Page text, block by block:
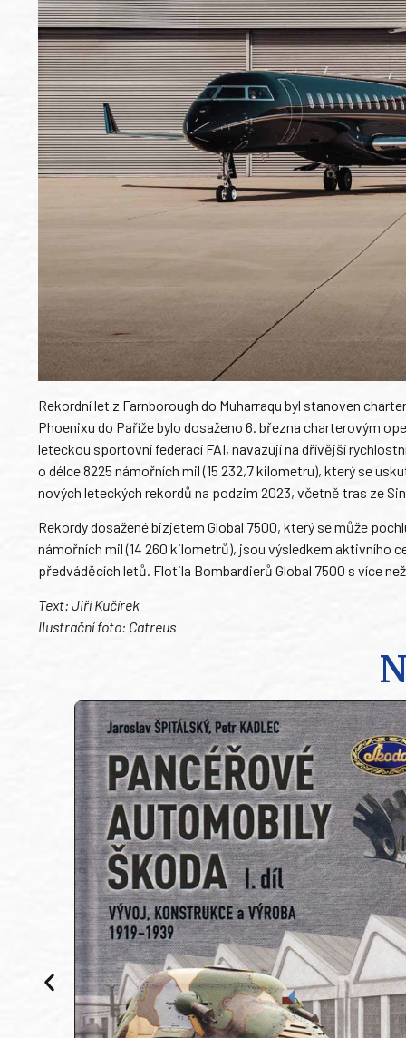
Rekordní let z Farnborough do Muharraqu byl stanoven
Phoenixu do Paříže bylo dosaženo 6. března charterovým
leteckou sportovní federací FAI, navazují na dřívější
o délce 8225 námořních mil (15 232,7 kilometru), který se
nových leteckých rekordů na podzim 2023, včetně tras ze
Rekordy dosažené bizjetem Global 7500, který se může
námořních mil (14 260 kilometrů), jsou výsledkem aktivního
předváděcích letů. Flotila Bombardierů Global 7500 s více
Text: Jiří Kučírek
Ilustrační foto: Catreus